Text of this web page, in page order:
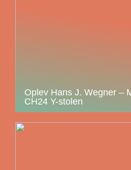
Oplev Hans J. Wegner –
CH24 Y-stolen